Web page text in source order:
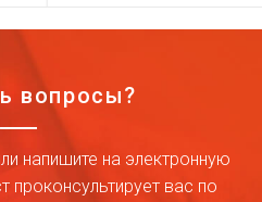
вопросы?
напишите на электронную
проконсультирует вас по